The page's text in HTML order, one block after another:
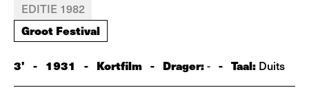
EDITIE 1982
Groot Festival
3' - 1931 - Kortfilm - Drager:- - Taal: Duits